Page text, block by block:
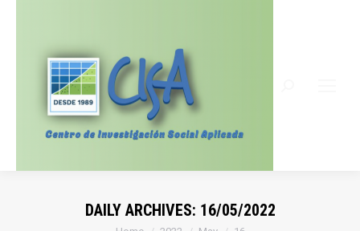
DAILY ARCHIVES: 16/05/2022